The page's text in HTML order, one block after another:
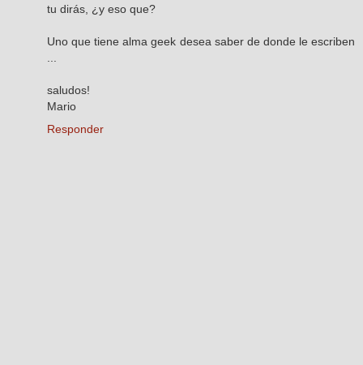
tu dirás, ¿y eso que?
Uno que tiene alma geek desea saber de donde le escriben
saludos!
Mario
Responder